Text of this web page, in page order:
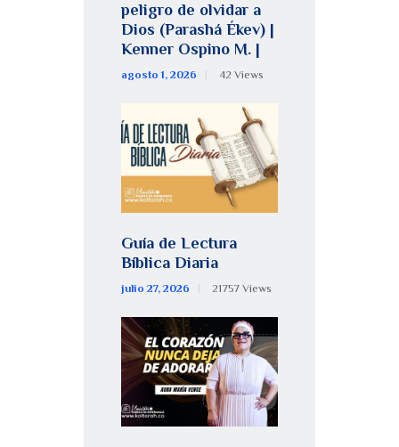
peligro de olvidar a
Dios (Parashá Ékev) |
Kenner Ospino M. |
agosto 1, 2026 42 Views
Guía de Lectura
Bíblica Diaria
julio 27, 2026 21757 Views